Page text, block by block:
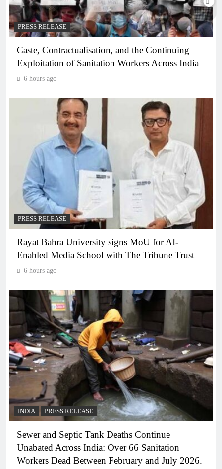
PRESS RELEASE
Caste, Contractualisation, and the Continuing
Exploitation of Sanitation Workers Across India
6 hours ago
PRESS RELEASE
Rayat Bahra University signs MoU for AI-
Enabled Media School with The Tribune Trust
6 hours ago
INDIA PRESS RELEASE
Sewer and Septic Tank Deaths Continue
Unabated Across India: Over 66 Sanitation
Workers Dead Between February and July 2026.